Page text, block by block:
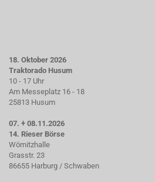
18. Oktober 2026
Traktorado Husum
10 - 17 Uhr
Am Messeplatz 16 - 18
25813 Husum
07. + 08.11.2026
14. Rieser Börse
Wörnitzhalle
Grasstr. 23
86655 Harburg / Schwaben